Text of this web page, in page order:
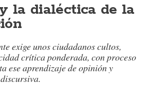
la dialéctica de la
exige unos ciudadanos cultos,
crítica ponderada, con proceso
ese aprendizaje de opinión y